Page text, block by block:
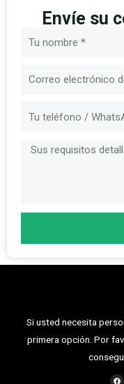
Envíe su
Si usted necesita
primera opción. Por
F
a